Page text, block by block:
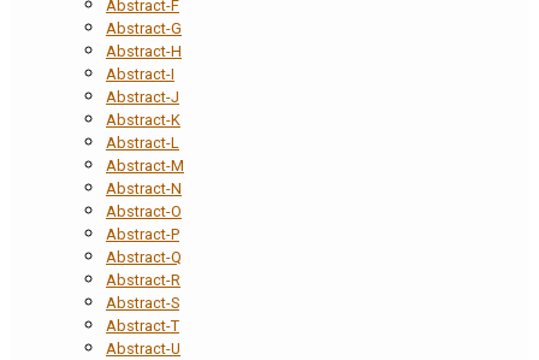
Abstract-F
Abstract-G
Abstract-H
Abstract-I
Abstract-J
Abstract-K
Abstract-L
Abstract-M
Abstract-N
Abstract-O
Abstract-P
Abstract-Q
Abstract-R
Abstract-S
Abstract-T
Abstract-U